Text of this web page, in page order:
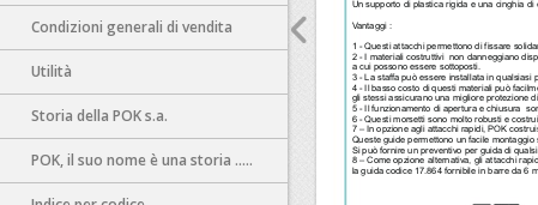
Condizioni generali di vendita
Utilità
Storia della POK s.a.
POK, il suo nome è una storia .....